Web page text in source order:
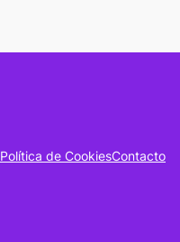
Política de CookiesContacto